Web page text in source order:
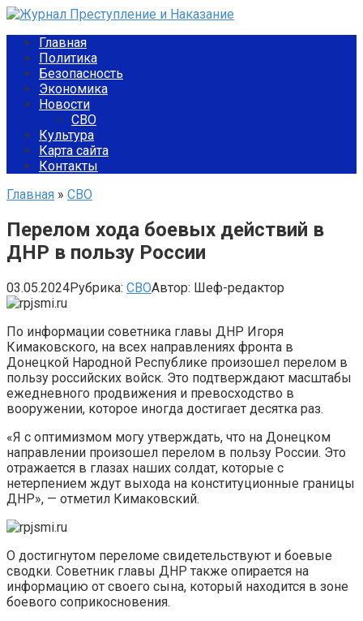
Перейти
контентуГлавная
Политика
Безопасность
Экономика
Новости
СВО
Культура
Карта сайта
Контакты
Главная » СВО
Перелом хода боевых действий в
ДНР в пользу России
03.05.2024Рубрика: СВОАвтор: Шеф-редактор
По информации советника главы ДНР Игоря
Кимаковского, на всех направлениях фронта в
Донецкой Народной Республике произошел перелом в
пользу российских войск. Это подтверждают масштабы
ежедневного продвижения и превосходство в
вооружении, которое иногда достигает десятка раз.
«Я с оптимизмом могу утверждать, что на Донецком
направлении произошел перелом в пользу России. Это
отражается в глазах наших солдат, которые с
нетерпением ждут выхода на конституционные границы
ДНР», — отметил Кимаковский.
О достигнутом переломе свидетельствуют и боевые
сводки. Советник главы ДНР также опирается на
информацию от своего сына, который находится в зоне
боевого соприкосновения.